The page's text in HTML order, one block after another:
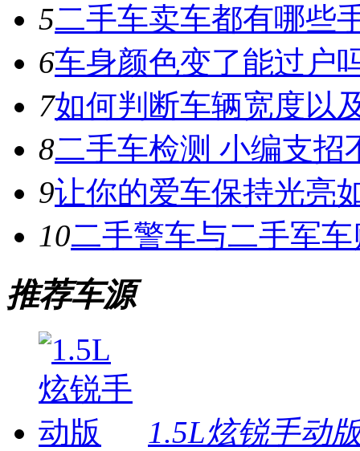
5二手车卖车都有哪些
6车身颜色变了能过户
7如何判断车辆宽度以
8二手车检测 小编支招
9让你的爱车保持光亮
10二手警车与二手军
推荐车源
1.5L炫锐手动